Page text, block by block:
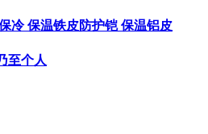
冷 保温铁皮防护铠 保温铝皮
至个人